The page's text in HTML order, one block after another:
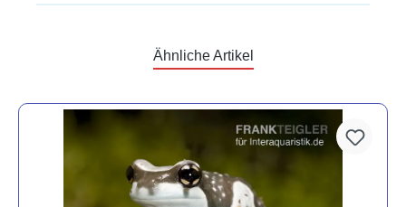
Ähnliche Artikel